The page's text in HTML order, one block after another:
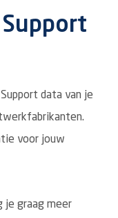
data van je
voor jouw
je graag meer